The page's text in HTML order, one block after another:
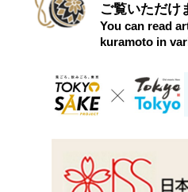
ご覧いただけ
You can read
kuramoto in